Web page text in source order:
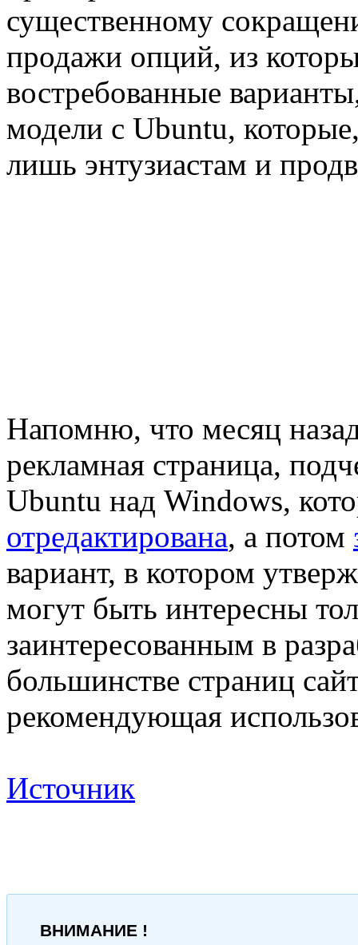
существенному
продажи опций, из
востребованные
модели с Ubuntu,
лишь энтузиастам и
Напомню, что месяц
рекламная страница,
Ubuntu над Windows,
отредактирована, а потом
вариант, в котором
могут быть интересны
заинтересованным в
большинстве страниц
рекомендующая
Источник
ВНИМАНИЕ !